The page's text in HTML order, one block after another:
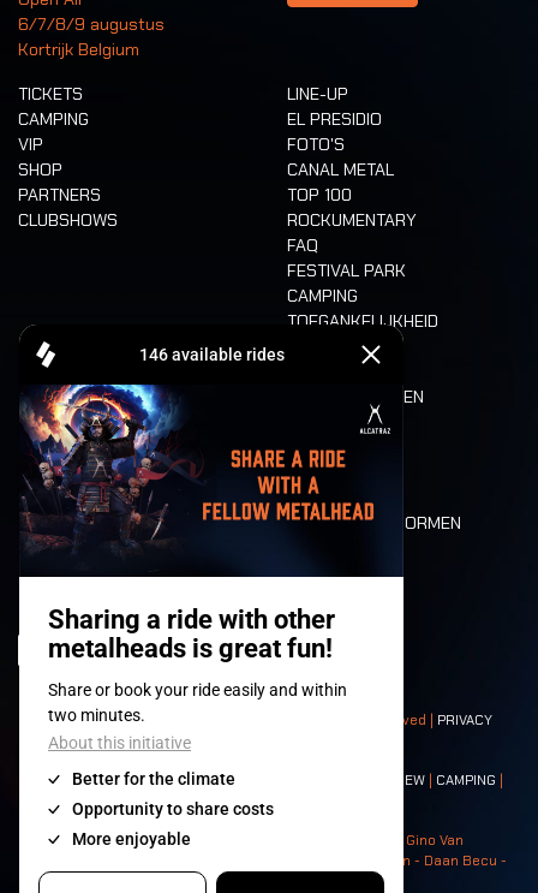
6/7/8/9 augustus
Kortrijk Belgium
TICKETS
CAMPING
VIP
SHOP
PARTNERS
CLUBSHOWS
LINE-UP
EL PRESIDIO
FOTO'S
CANAL METAL
TOP 100
ROCKUMENTARY
FAQ
FESTIVAL PARK
CAMPING
TOEGANKELIJKHEID
CASHLESS
ETEN EN DRINKEN
MOBILITEIT
LONE WOLVES
PLATTEGROND
DEATH RIDE
WAARDEN EN NORMEN
HISTORIEK
© 2008-2026- Apache Productions VZW – All rights reserved | PRIVACY
POLICY|ALGEMENE VOORWAARDEN
Contact:GENERAL| PARTNERSHIPS CREW CAMPING
| NEIGHBOURS
Photos: Ann Kermans - Hans Van Hoof - Eliaz Bruggeman - Gino Van
Lancker - Tim Tronckoe - Elsie Roymans - Stijn Verbruggen - Daan Becu -
Claus Christa - Devid Camerlynck